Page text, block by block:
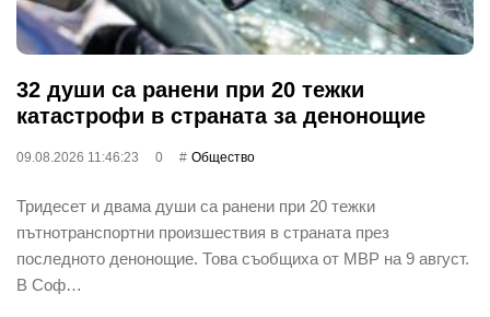
32 души са ранени при 20 тежки
катастрофи в страната за денонощие
09.08.2026 11:46:23 0 Общество
Тридесет и двама души са ранени при 20 тежки
пътнотранспортни произшествия в страната през
последното денонощие. Това съобщиха от МВР на 9 август.
В Соф…